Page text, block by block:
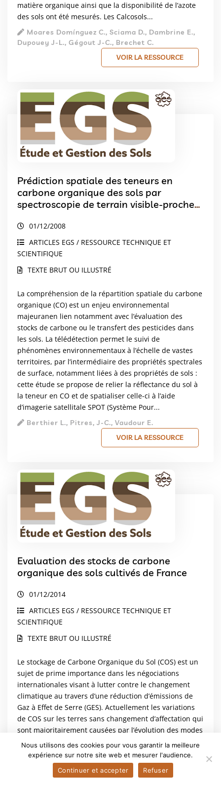
matière organique ainsi que la disponibilité de l’azote
des sols ont été mesurés. Les Calcosols...
Moares Domínguez C., Sciama D., Dambrine E.,
Dupouey J-L., Gégout J-C., Brechet C.
VOIR LA RESSOURCE
Prédiction spatiale des teneurs en
carbone organique des sols par
spectroscopie de terrain visible-proche
Exemple au niveau d’un périmètre
d’alimentation en eau potable en
Beauce
01/12/2008
ARTICLES EGS / RESSOURCE TECHNIQUE ET
SCIENTIFIQUE
TEXTE BRUT OU ILLUSTRÉ
La compréhension de la répartition spatiale du carbone
organique (CO) est un enjeu environnemental
majeuranen lien notamment avec l’évaluation des
stocks de carbone ou le transfert des pesticides dans
les sols. La télédétection permet le suivi de
phénomènes environnementaux à l’échelle de vastes
territoires, par l’intermédiaire des propriétés spectrales
de surface, notamment liées à des propriétés de sols :
cette étude se propose de relier la réflectance du sol à
la teneur en CO et de spatialiser celle-ci à l’aide
d’imagerie satellitale SPOT (Système Pour...
Berthier L., Pitres, J-C., Vaudour E.
VOIR LA RESSOURCE
Evaluation des stocks de carbone
organique des sols cultivés de France
01/12/2014
ARTICLES EGS / RESSOURCE TECHNIQUE ET
SCIENTIFIQUE
TEXTE BRUT OU ILLUSTRÉ
Le stockage de Carbone Organique du Sol (COS) est un
sujet de prime importance dans les négociations
internationales visant à lutter contre le changement
climatique au travers d’une réduction d’émissions de
Gaz à Effet de Serre (GES). Actuellement les variations
de COS sur les terres sans changement d’affectation qui
sont majoritairement causées par l’évolution des modes
de gestion ne sont pas prises en compte dans les
inventaires français d’émissions et absorptions de Gaz à
Effet de Serre (GES). Pour pallier ce manque les lignes
directrices du Groupe d’experts...
Nous utilisons des cookies pour vous garantir la meilleure
expérience sur notre site web et mesurer l'audience.
Continuer et accepter
Refuser